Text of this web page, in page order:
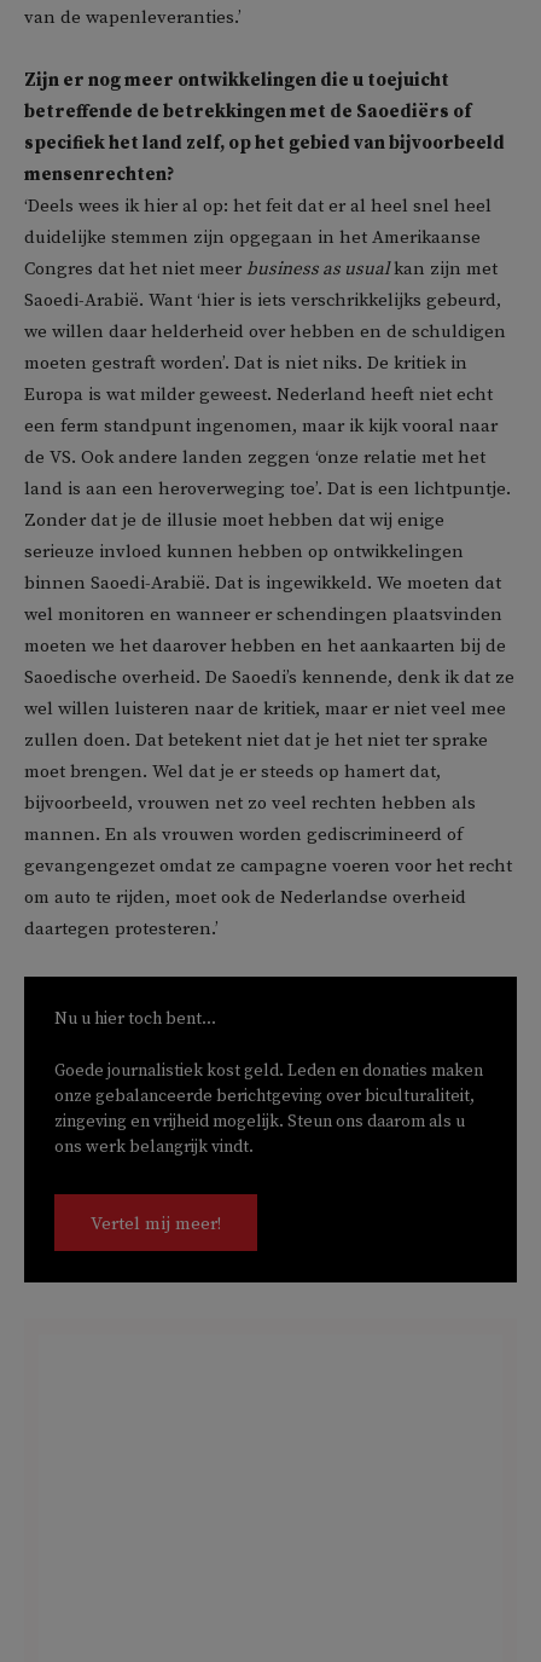
van de wapenleveranties.’
Zijn er nog meer ontwikkelingen die u toejuicht
betreffende de betrekkingen met de Saoediërs of
specifiek het land zelf, op het gebied van bijvoorbeeld
mensenrechten?
‘Deels wees ik hier al op: het feit dat er al heel snel heel
duidelijke stemmen zijn opgegaan in het Amerikaanse
Congres dat het niet meer business as usualkan zijn met
Saoedi-Arabië. Want ‘hier is iets verschrikkelijks gebeurd,
we willen daar helderheid over hebben en de schuldigen
moeten gestraft worden’. Dat is niet niks. De kritiek in
Europa is wat milder geweest. Nederland heeft niet echt
een ferm standpunt ingenomen, maar ik kijk vooral naar
de VS. Ook andere landen zeggen ‘onze relatie met het
land is aan een heroverweging toe’. Dat is een lichtpuntje.
Zonder dat je de illusie moet hebben dat wij enige
serieuze invloed kunnen hebben op ontwikkelingen
binnen Saoedi-Arabië. Dat is ingewikkeld. We moeten dat
wel monitoren en wanneer er schendingen plaatsvinden
moeten we het daarover hebben en het aankaarten bij de
Saoedische overheid. De Saoedi’s kennende, denk ik dat ze
wel willen luisteren naar de kritiek, maar er niet veel mee
zullen doen. Dat betekent niet dat je het niet ter sprake
moet brengen. Wel dat je er steeds op hamert dat,
bijvoorbeeld, vrouwen net zo veel rechten hebben als
mannen. En als vrouwen worden gediscrimineerd of
gevangengezet omdat ze campagne voeren voor het recht
om auto te rijden, moet ook de Nederlandse overheid
daartegen protesteren.’
Nu u hier toch bent...
Goede journalistiek kost geld. Leden en donaties maken
onze gebalanceerde berichtgeving over biculturaliteit,
zingeving en vrijheid mogelijk. Steun ons daarom als u
ons werk belangrijk vindt.
Vertel mij meer!